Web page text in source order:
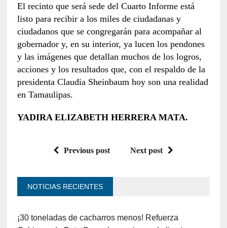
El recinto que será sede del Cuarto Informe está
listo para recibir a los miles de ciudadanas y
ciudadanos que se congregarán para acompañar al
gobernador y, en su interior, ya lucen los pendones
y las imágenes que detallan muchos de los logros,
acciones y los resultados que, con el respaldo de la
presidenta Claudia Sheinbaum hoy son una realidad
en Tamaulipas.
YADIRA ELIZABETH HERRERA MATA.
Previous post Next post
NOTICIAS RECIENTES
¡30 toneladas de cacharros menos! Refuerza